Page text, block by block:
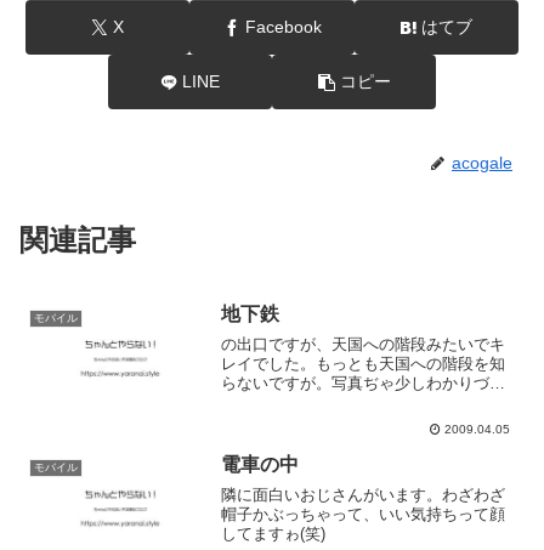
X Facebook はてブ
LINE コピー
acogale
関連記事
モバイル 地下鉄
の出口ですが、天国への階段みたいでキ
レイでした。もっとも天国への階段を知
らないですが。写真ぢゃ少しわかりづら
2009.04.05
モバイル 電車の中
隣に面白いおじさんがいます。わざわざ
帽子かぶっちゃって、いい気持ちって顔
してますゎ(笑)